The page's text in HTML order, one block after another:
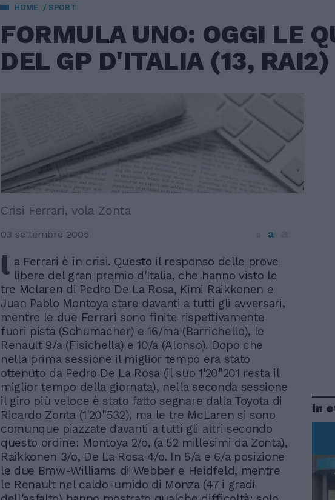
HOME SPORT
FORMULA UNO: OGGI LE
DEL GP D'ITALIA (13, RAI2)
Crisi Ferrari, vola Zonta
03 settembre 2005 a
l a Ferrari è in crisi. Questo il responso delle prove
libere del gran premio d'Italia, che hanno visto le
tre Mclaren di Pedro De La Rosa, Kimi Raikkonen e
Juan Pablo Montoya stare davanti a tutti gli avversari,
mentre le due Ferrari sono finite rispettivamente
fuori pista (Schumacher) e 16/ma (Barrichello), le
Renault 9/a (Fisichella) e 10/a (Alonso). Dopo che
nella prima sessione il miglior tempo era stato
ottenuto da Pedro De La Rosa (il suo 1'20"201 resta il
miglior tempo della giornata), nella seconda sessione
il giro più veloce è stato fatto segnare dalla Toyota di
Ricardo Zonta (1'20"532), ma le tre McLaren si sono
comunque piazzate davanti a tutti gli altri secondo
questo ordine: Montoya 2/o, (a 52 millesimi da Zonta),
Raikkonen 3/o, De La Rosa 4/o. In 5/a e 6/a posizione
le due Bmw-Williams di Webber e Heidfeld, mentre
le Renault nel caldo-umido di Monza (47 i gradi
In